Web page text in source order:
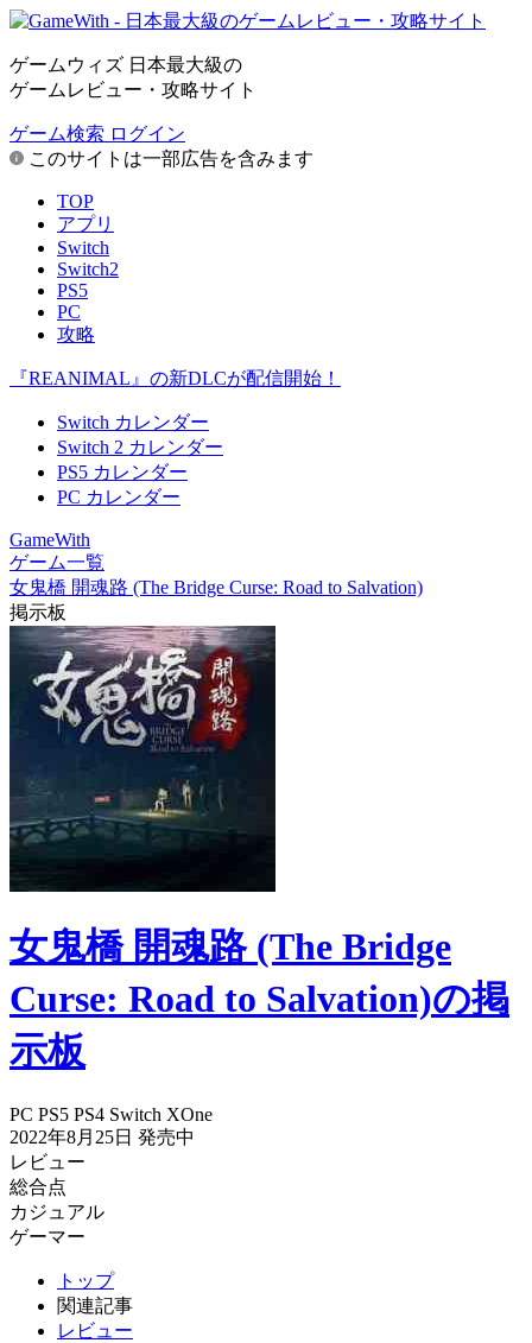
ゲームウィズ 日本最大級の
ゲームレビュー・攻略サイト
ゲーム検索 ログイン
このサイトは一部広告を含みます
TOP
アプリ
Switch
Switch2
PS5
PC
攻略
『REANIMAL』の新DLCが配信開始！
Switch カレンダー
Switch 2 カレンダー
PS5 カレンダー
PC カレンダー
GameWith
ゲーム一覧
女鬼橋 開魂路 (The Bridge Curse: Road to Salvation)
掲示板
女鬼橋 開魂路 (The Bridge
Curse: Road to Salvation)の掲
示板
PC PS5 PS4 Switch XOne
2022年8月25日 発売中
レビュー
総合点
カジュアル
ゲーマー
トップ
関連記事
レビュー